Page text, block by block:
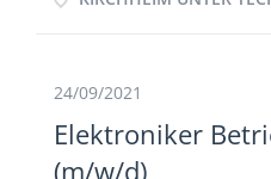
der Verfügbarkeit der
Optimierung und
elektrischen Anlagen
Produktionstechnik
24/09/2021
Elektroniker
(m/w/d)